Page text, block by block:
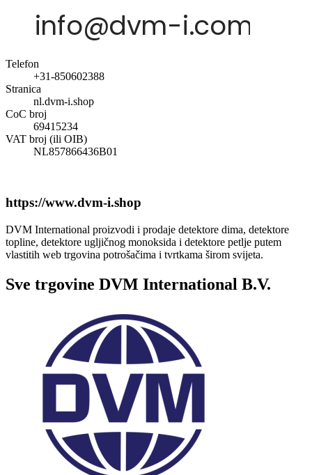
Telefon
+31-850602388
Stranica
nl.dvm-i.shop
CoC broj
69415234
VAT broj (ili OIB)
NL857866436B01
https://www.dvm-i.shop
DVM International proizvodi i prodaje detektore dima, detektore
topline, detektore ugljičnog monoksida i detektore petlje putem
vlastitih web trgovina potrošačima i tvrtkama širom svijeta.
Sve trgovine DVM International B.V.